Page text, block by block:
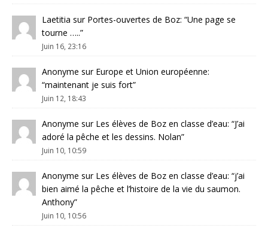
Laetitia sur Portes-ouvertes de Boz: “Une page se
tourne …..”
Juin 16, 23:16
Anonyme sur Europe et Union européenne:
“maintenant je suis fort”
Juin 12, 18:43
Anonyme sur Les élèves de Boz en classe d’eau: “J’ai
adoré la pêche et les dessins. Nolan”
Juin 10, 10:59
Anonyme sur Les élèves de Boz en classe d’eau: “j’ai
bien aimé la pêche et l’histoire de la vie du saumon.
Anthony”
Juin 10, 10:56